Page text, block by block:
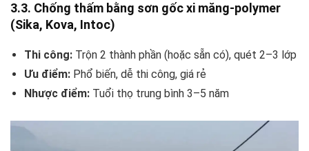
3.3. Chống thấm bằng sơn gốc xi măng-polymer
(Sika, Kova, Intoc)
Thi công: Trộn 2 thành phần (hoặc sẵn có), quét 2–3 lớp
Ưu điểm: Phổ biến, dễ thi công, giá rẻ
Nhược điểm: Tuổi thọ trung bình 3–5 năm